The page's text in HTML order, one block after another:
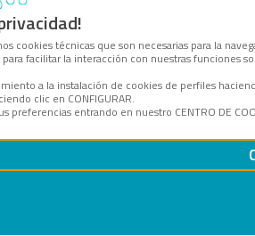
cookies técnicas que son necesarias para la
facilitar la interacción con nuestras funciones
a la instalación de cookies de perfiles
clic en CONFIGURAR.
preferencias entrando en nuestro CENTRO DE